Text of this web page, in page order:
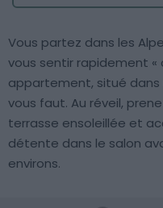
Vous partez dans les
vous sentir rapidement «
appartement, situé dans
vous faut. Au réveil,
terrasse ensoleillée et
détente dans le salon
environs.